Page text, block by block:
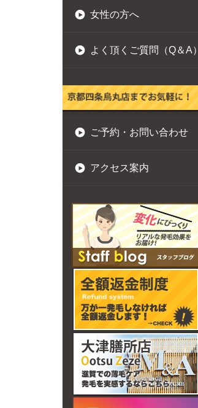
女性の方へ
よく頂くご質問（Q＆A）
ご予約・お問い合わせ
アクセス案内